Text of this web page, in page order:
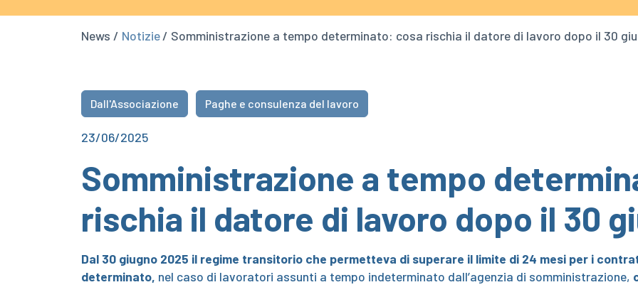
News / Notizie/ Somministrazione a tempo determinato: cosa rischia il datore di lavoro dopo il 30
Dall'Associazione Paghe e consulenza del lavoro
23/06/2025
Somministrazione a tempo
rischia il datore di lavoro dopo il 30
Dal 30 giugno 2025 il regime transitorio che permetteva di superare il limite di 24 mesi per i
determinato, nel caso di lavoratori assunti a tempo indeterminato dall’agenzia di somministrazione,